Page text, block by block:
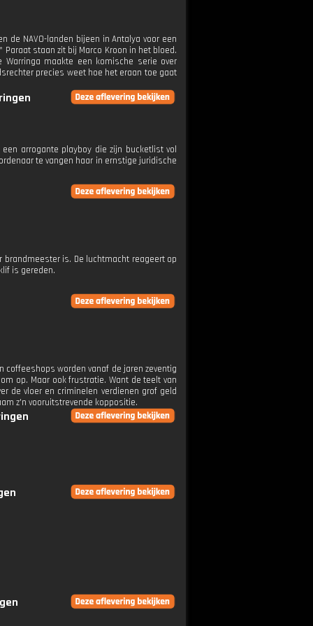
de NAVO-landen bijeen in Antalya voor een
staan zit bij Marco Kroon in het bloed.
maakte een komische serie over
precies weet hoe het eraan toe gaat
arrogante playboy die zijn bucketlist vol
te vangen haar in ernstige juridische
brandmeester is. De luchtmacht reageert op
is gereden.
coffeeshops worden vanaf de jaren zeventig
op. Maar ook frustratie. Want de teelt van
de vloer en criminelen verdienen grof geld
z'n vooruitstrevende koppositie.